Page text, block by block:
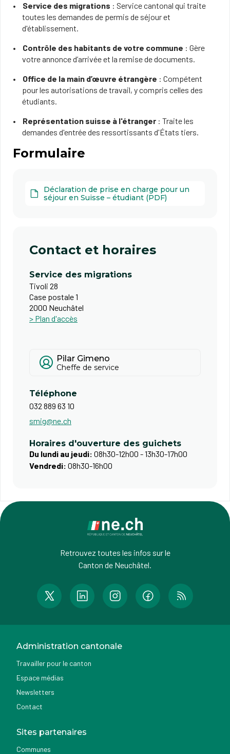
Service des migrations : Service cantonal qui traite
toutes les demandes de permis de séjour et
d'établissement.
Contrôle des habitants de votre commune : Gère
votre annonce d’arrivée et la remise de documents.
Office de la main d’œuvre étrangère : Compétent
pour les autorisations de travail, y compris celles des
étudiants.
Représentation suisse à l'étranger: Traite les
demandes d'entrée des ressortissants d'États tiers.
Formulaire
Déclaration de prise en charge pour un
séjour en Suisse – étudiant (PDF)
Contact et horaires
Service des migrations
Tivoli 28
Case postale 1
2000 Neuchâtel
> Plan d'accès
Pilar Gimeno
Cheffe de service
Téléphone
032 889 63 10
smig@ne.ch
Horaires d'ouverture des guichets
Du lundi au jeudi: 08h30-12h00 - 13h30-17h00
Vendredi: 08h30-16h00
Retrouvez toutes les infos sur le
Canton de Neuchâtel.
Administration cantonale
Travailler pour le canton
Espace médias
Newsletters
Contact
Sites partenaires
Communes